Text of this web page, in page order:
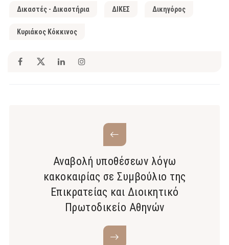
Δικαστές - Δικαστήρια ΔΙΚΕΣ Δικηγόρος
Κυριάκος Κόκκινος
Αναβολή υποθέσεων λόγω
κακοκαιρίας σε Συμβούλιο της
Επικρατείας και Διοικητικό
Πρωτοδικείο Αθηνών